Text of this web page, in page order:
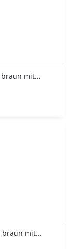
mit...
braun mit...